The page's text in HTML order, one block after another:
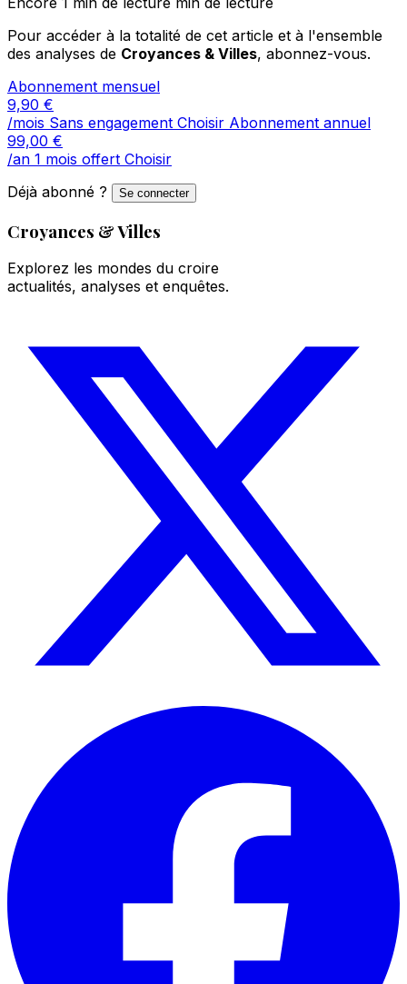
Pour accéder à la totalité de cet article et à l'ensemble
des analyses de Croyances & Villes, abonnez-vous.
Abonnement mensuel
9,90 €
/mois Sans engagement Choisir Abonnement annuel
99,00 €
/an 1 mois offert Choisir
Déjà abonné ?
Se connecter
Croyances & Villes
Explorez les mondes du croire
actualités, analyses et enquêtes.